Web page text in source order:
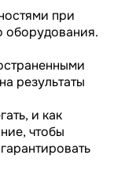
при
оборудования.
результаты
и как
чтобы